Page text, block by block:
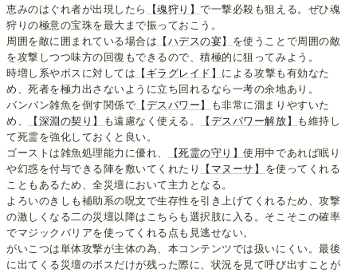
恵みのはぐれ者が出現したら
【魂狩り】で一撃必殺も狙える。ぜひ魂
狩りの極意の宝珠を最大まで振っておこう。
周囲を敵に囲まれている場合は 【ハデスの宴】 を使うことで周囲の敵
を攻撃しつつ味方の回復もできるので、積極的に狙ってみよう。
時増し系やボスに対しては 【ギラグレイド】 による攻撃も有効なた
め、死者を極力出さないように立ち回れるなら一考の余地あり。
バンバン雑魚を倒す関係で 【デスパワー】
も非常に溜まりやすいた
め、
【深淵の契り】 も遠慮なく使える。 【デスパワー解放】
も維持し
て死霊を強化しておくと良い。
ゴーストは雑魚処理能力に優れ、
【死霊の守り】使用中であれば眠り
や幻惑を付与できる陣を敷いてくれたり
【マヌーサ】 を使ってくれる
こともあるため、全災壇において主力となる。
よろいのきしも補助系の呪文で生存性を引き上げてくれるため、攻撃
の激しくなる二の災壇以降はこちらも選択肢に入る。そこそこの確率
でマジックバリアを使ってくれる点も見逃せない。
がいこつは単体攻撃が主体の為、本コンテンツでは扱いにくい。最後
に出てくる災壇のボスだけが残った際に、状況を見て呼び出すことが